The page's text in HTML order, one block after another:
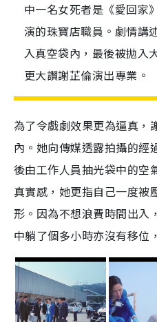
中一名女死者是《愛回家
演的珠寶店職員。劇情講
入真空袋內，最後被拋入
更大讚謝芷倫演出專業。
為了令戲劇效果更為逼真，
內。她向傳媒透露拍攝的經
後由工作人員抽光袋中的空
真實感，她更指自己一度被
形。因為不想浪費時間出入
中躺了個多小時亦沒有移位